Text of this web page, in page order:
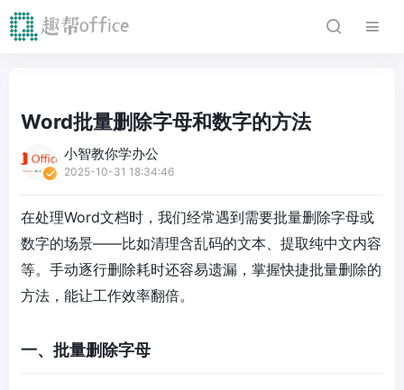
Word批量删除字母和数字的方法
小智教你学办公
2025-10-31 18:34:46
在处理Word文档时，我们经常遇到需要批量删除字母或
数字的场景——比如清理含乱码的文本、提取纯中文内容
等。手动逐行删除耗时还容易遗漏，掌握快捷批量删除的
方法，能让工作效率翻倍。
一、批量删除字母